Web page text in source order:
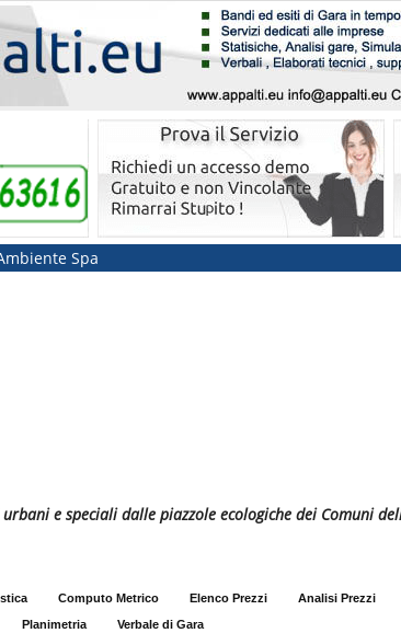
Spa
e speciali dalle piazzole ecologiche dei Comuni
Computo Metrico Elenco Prezzi Analisi Prezzi
Planimetria Verbale di Gara